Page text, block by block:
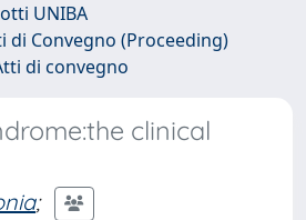
UNIBA
di Convegno (Proceeding)
di convegno
clinical
;